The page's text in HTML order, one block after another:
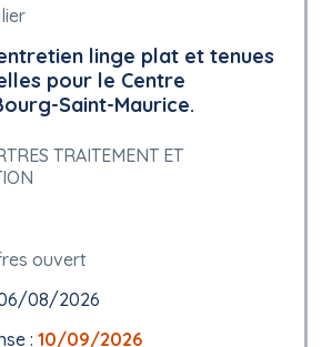
linge plat et tenues
pour le Centre
Saint-Maurice.
TRAITEMENT ET
ouvert
06/08/2026
: 10/09/2026